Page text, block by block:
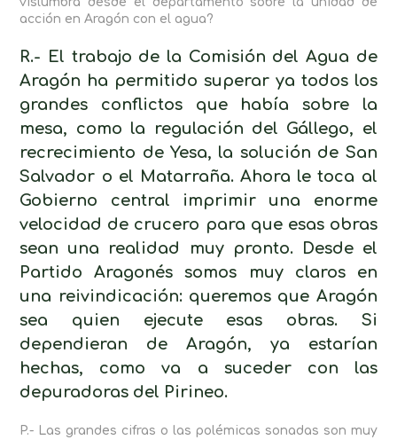
acción en Aragón con el agua?
R.- El trabajo de la Comisión del Agua de
Aragón ha permitido superar ya todos los
grandes conflictos que había sobre la
mesa, como la regulación del Gállego, el
recrecimiento de Yesa, la solución de San
Salvador o el Matarraña. Ahora le toca al
Gobierno central imprimir una enorme
velocidad de crucero para que esas obras
sean una realidad muy pronto. Desde el
Partido Aragonés somos muy claros en
una reivindicación: queremos que Aragón
sea quien ejecute esas obras. Si
dependieran de Aragón, ya estarían
hechas, como va a suceder con las
depuradoras del Pirineo.
P.- Las grandes cifras o las polémicas sonadas son muy